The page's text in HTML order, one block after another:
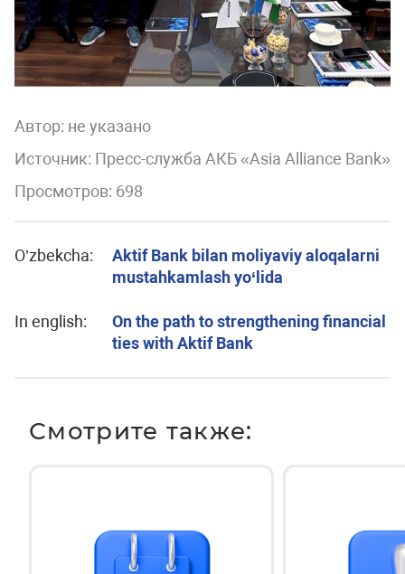
Автор: не указано
Источник: Пресс-служба АКБ «Asia Alliance Bank»
Просмотров: 698
O’zbekcha:
Aktif Bank bilan moliyaviy aloqalarni
mustahkamlash yo‘lida
In english:
On the path to strengthening financial
ties with Aktif Bank
Смотрите также: